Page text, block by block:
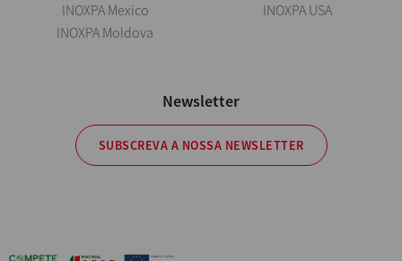
INOXPA Mexico
INOXPA Moldova
INOXPA USA
Newsletter
SUBSCREVA A NOSSA NEWSLETTER